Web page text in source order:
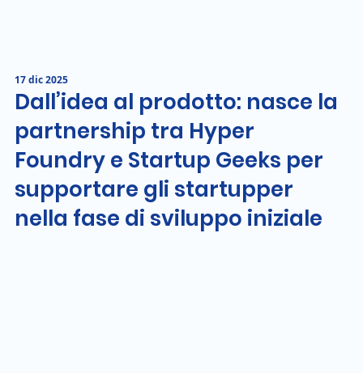
Dall’idea al prodotto: nasce la
partnership tra Hyper
Foundry e Startup Geeks per
supportare gli startupper
nella fase di sviluppo iniziale
17 dic 2025